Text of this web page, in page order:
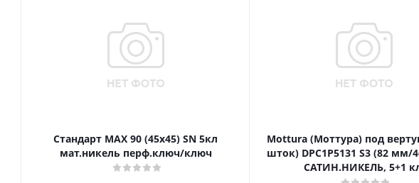
Стандарт MAX 90 (45х45) SN 5кл
мат.никель перф.ключ/ключ
Mottura (Моттура) под
шток) DPC1P5131 S3 (82 мм/
САТИН.НИКЕЛЬ, 5+1